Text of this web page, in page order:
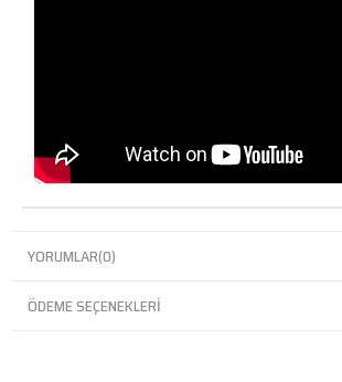
YORUMLAR(0)
ÖDEME SEÇENEKLERI